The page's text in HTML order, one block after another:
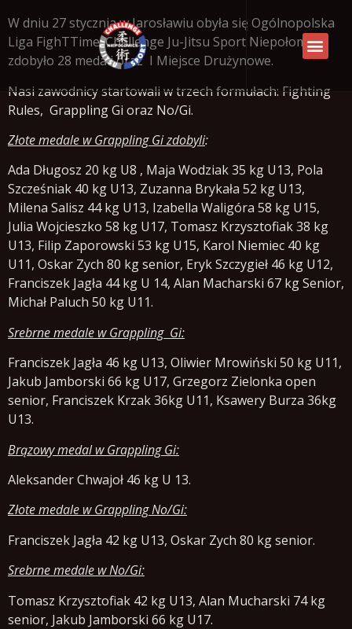
W dniu 27 stycznia w Jarosławiu obyła się Ogólnopolska
Liga FighTTime. Challenge Ju-Jitsu Sport Niepołomice
zdobyło 28 medali oraz I Miejsce Drużynowe.
Nasi zawodnicy startowali w trzech formułach: Fighting
Rules, Grappling Gi oraz No/Gi.
Złote medale w Grappling Gi zdobyli:
Ada Długosz 20 kg U8 , Maja Wodziak 35 kg U13, Pola
Szcześniak 40 kg U13, Zuzanna Brykała 52 kg U13,
Milena Salisz 44 kg U13, Izabella Waligóra 58 kg U15,
Julia Wojcieszko 58 kg U17, Tomasz Krzysztofiak 38 kg
U13, Filip Zaporowski 53 kg U15, Karol Niemiec 40 kg
U11, Oskar Zych 80 kg senior, Eryk Szczygieł 46 kg U12,
Franciszek Jagła 44 kg U 14, Alan Macharski 67 kg Senior,
Michał Paluch 50 kg U11.
Srebrne medale w Grappling Gi:
Franciszek Jagła 46 kg U13, Oliwier Mrowiński 50 kg U11,
Jakub Jamborski 66 kg U17, Grzegorz Zielonka open
senior, Franciszek Krzak 36kg U11, Ksawery Burza 36kg
U13.
Brązowy medal w Grappling Gi:
Aleksander Chwajoł 46 kg U 13.
Złote medale w Grappling No/Gi:
Franciszek Jagła 42 kg U13, Oskar Zych 80 kg senior.
Srebrne medale w No/Gi:
Tomasz Krzysztofiak 42 kg U13, Alan Mucharski 74 kg
senior, Jakub Jamborski 66 kg U17.